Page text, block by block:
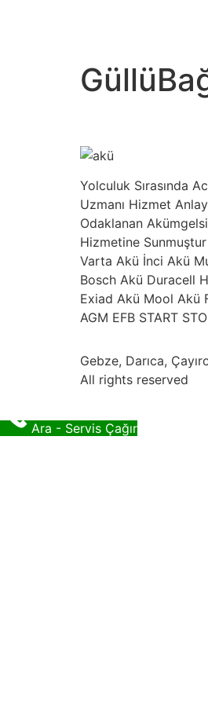
Yolculuk Sırasında
Uzmanı Hizmet
Odaklanan
Hizmetine Sunmuştur
Varta Akü İnci Akü
Bosch Akü Duracell
Exiad Akü Mool Akü
AGM EFB START
Gebze, Darıca,
All rights reserved
Ara - Servis Çağır